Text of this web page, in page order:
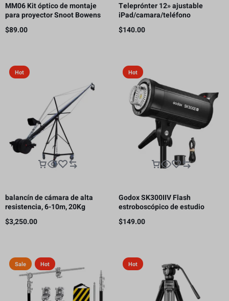
MM06 Kit óptico de montaje
para proyector Snoot Bowens
con 5 colores de Gobos y 35
inserciones gráficas
$89.00
Teleprónter 12» ajustable
iPad/camara/teléfono
inteligente
$140.00
Hot
balancín de cámara de alta
resistencia, 6-10m, 20Kg
$3,250.00
Hot
Godox SK300IIV Flash
estroboscópico de estudio
fotográfico, 300 Ws GN58 5700K
Bowens
$149.00
Sale Hot Hot